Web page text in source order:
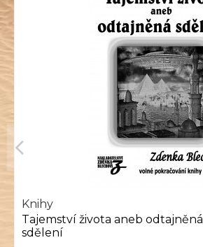
Knihy
Tajemství života aneb odtajněná
sdělení